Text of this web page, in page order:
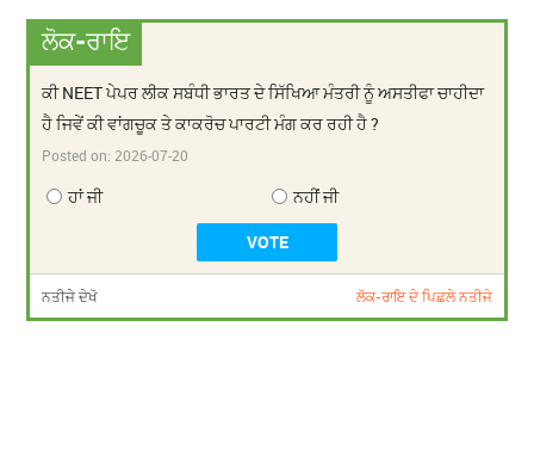
ਲੋਕ-ਰਾਇ
ਕੀ NEET ਪੇਪਰ ਲੀਕ ਸਬੰਧੀ ਭਾਰਤ ਦੇ ਸਿੱਖਿਆ ਮੰਤਰੀ ਨੂੰ ਅਸਤੀਫਾ ਚਾਹੀਦਾ
ਹੈ ਜਿਵੇਂ ਕੀ ਵਾਂਗਚੂਕ ਤੇ ਕਾਕਰੋਚ ਪਾਰਟੀ ਮੰਗ ਕਰ ਰਹੀ ਹੈ ?
Posted on:2026-07-20
ਹਾਂ ਜੀ ਨਹੀਂ ਜੀ
ਨਤੀਜੇ ਦੇਖੋ ਲੋਕ-ਰਾਇ ਦੇ ਪਿਛਲੇ ਨਤੀਜੇ